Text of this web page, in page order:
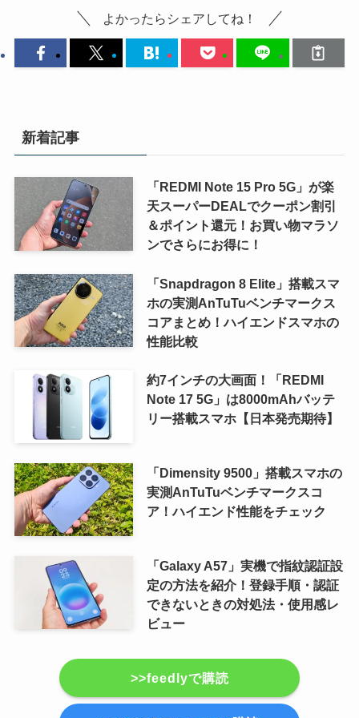
よかったらシェアしてね！
新着記事
「REDMI Note 15 Pro 5G」が楽
天スーパーDEALでクーポン割引
＆ポイント還元！お買い物マラソ
ンでさらにお得に！
「Snapdragon 8 Elite」搭載スマ
ホの実測AnTuTuベンチマークス
コアまとめ！ハイエンドスマホの
性能比較
約7インチの大画面！「REDMI
Note 17 5G」は8000mAhバッテ
リー搭載スマホ【日本発売期待】
「Dimensity 9500」搭載スマホの
実測AnTuTuベンチマークスコ
ア！ハイエンド性能をチェック
「Galaxy A57」実機で指紋認証設
定の方法を紹介！登録手順・認証
できないときの対処法・使用感レ
ビュー
>>feedlyで購読